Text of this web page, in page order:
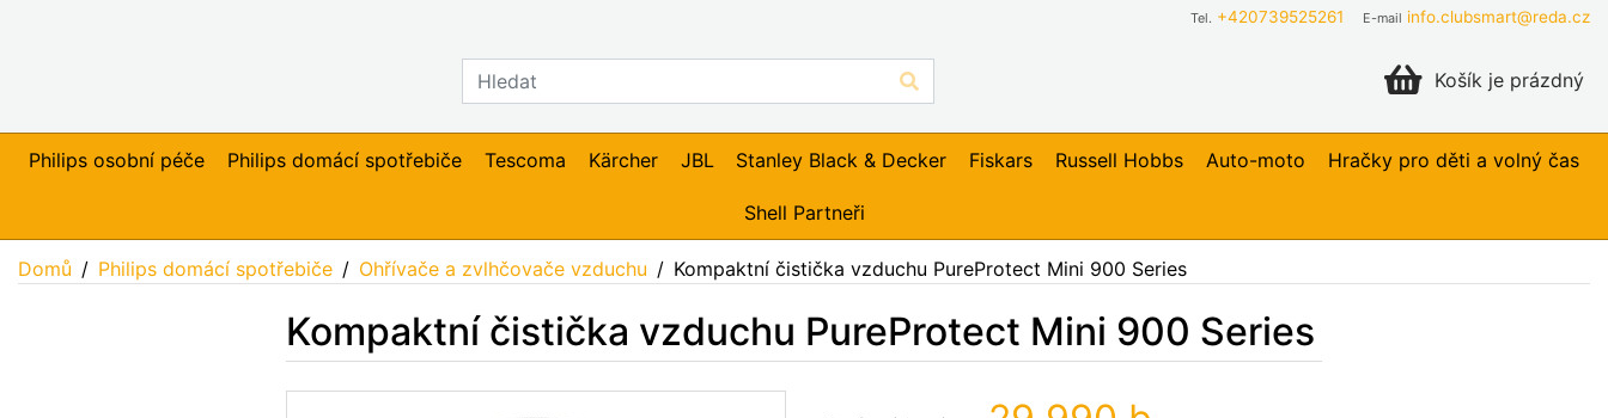
Tel. +420739525261 E-mail info.clubsmart@reda.cz
Košík je prázdný
Philips osobní péče Philips domácí spotřebiče Tescoma Kärcher JBL Stanley Black & Decker Fiskars Russell Hobbs Auto-moto Hračky pro děti a volný čas
Shell Partneři
Domů Philips domácí spotřebiče Ohřívače a zvlhčovače vzduchu Kompaktní čistička vzduchu PureProtect Mini 900 Series
Kompaktní čistička vzduchu PureProtect Mini 900 Series